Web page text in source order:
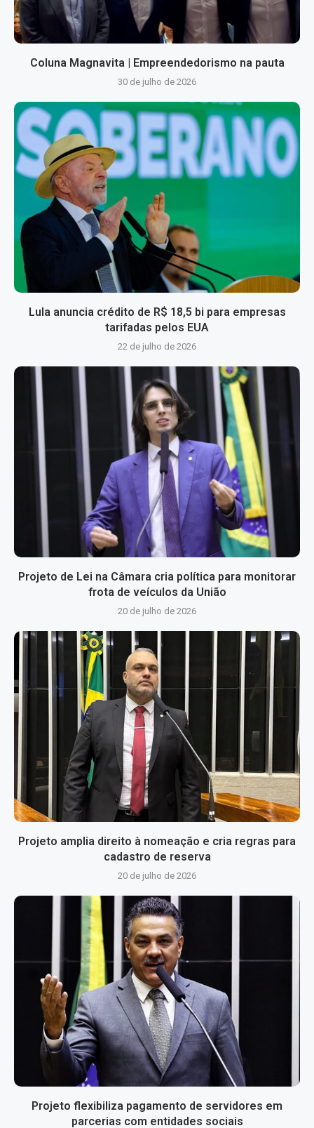
Coluna Magnavita | Empreendedorismo na pauta
30 de julho de 2026
Lula anuncia crédito de R$ 18,5 bi para empresas
tarifadas pelos EUA
22 de julho de 2026
Projeto de Lei na Câmara cria política para monitorar
frota de veículos da União
20 de julho de 2026
Projeto amplia direito à nomeação e cria regras para
cadastro de reserva
20 de julho de 2026
Projeto flexibiliza pagamento de servidores em
parcerias com entidades sociais